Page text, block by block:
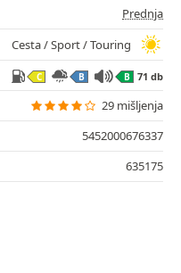
Prednja
Cesta / Sport / Touring
C B B 71 db
29 mišljenja
5452000676337
635175